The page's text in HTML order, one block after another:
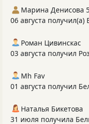
Марина Денисова
06 августа
Роман Цивинскас
03 августа получил
Mh Fav
01 августа получил
Наталья Бикетова
31 июля получила